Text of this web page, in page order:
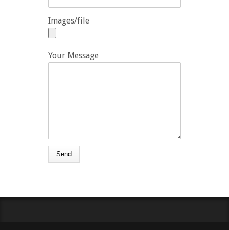
Images/file
Your Message